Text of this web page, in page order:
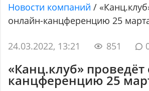
Новости компаний /
онлайн-канцференцию 25
24.03.2022, 13:21 851
«Канц.клуб»
канцференцию 25